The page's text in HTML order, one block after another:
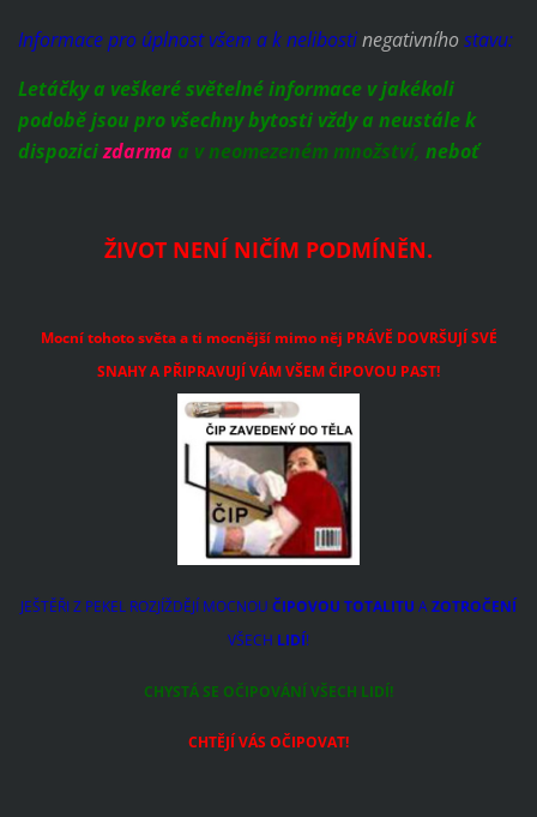
Informace pro úplnost všem a k nelibostinegativníhostavu:
Letáčky a veškeré světelné informace v jakékoli
podobě jsou pro všechny bytosti vždy a neustále k
dispozicizdarma a v neomezeném množství, neboť
ŽIVOT NENÍ NIČÍM PODMÍNĚN.
Mocní tohoto světa a ti mocnější mimo něj PRÁVĚ DOVRŠUJÍ SVÉ
SNAHY A PŘIPRAVUJÍ VÁM VŠEM ČIPOVOU PAST!
JEŠTĚŘI Z PEKEL ROZJÍŽDĚJÍ MOCNOU ČIPOVOU TOTALITU AZOTROČENÍ
VŠECH LIDÍ!
CHYSTÁ SE OČIPOVÁNÍ VŠECH LIDÍ!
CHTĚJÍ VÁS OČIPOVAT!